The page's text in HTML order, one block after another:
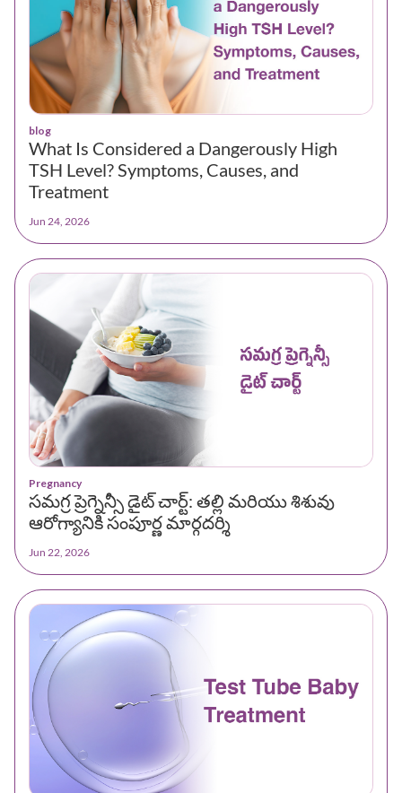
blog
What Is Considered a Dangerously High
TSH Level? Symptoms, Causes, and
Treatment
Jun 24, 2026
Pregnancy
సమగ్ర ప్రెగ్నెన్సీ డైట్ చార్ట్: తల్లి మరియు శిశువు
ఆరోగ్యానికి సంపూర్ణ మార్గదర్శి
Jun 22, 2026